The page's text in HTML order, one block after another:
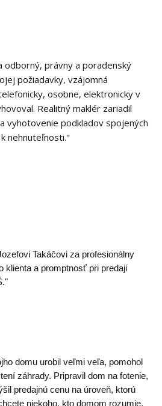
odborný, právny a poradenský
požiadavky, vzájomná
osobne, elektronicky v
Realitný maklér zariadil
vyhotovenie podkladov spojených
nehnuteľnosti."
Takáčovi za profesionálny
klienta a promptnosť pri predaji
domu urobil veľmi veľa, pomohol
záhrady. Pripravil dom na fotenie,
predajnú cenu na úroveň, ktorú
niekoho, kto domom rozumie,